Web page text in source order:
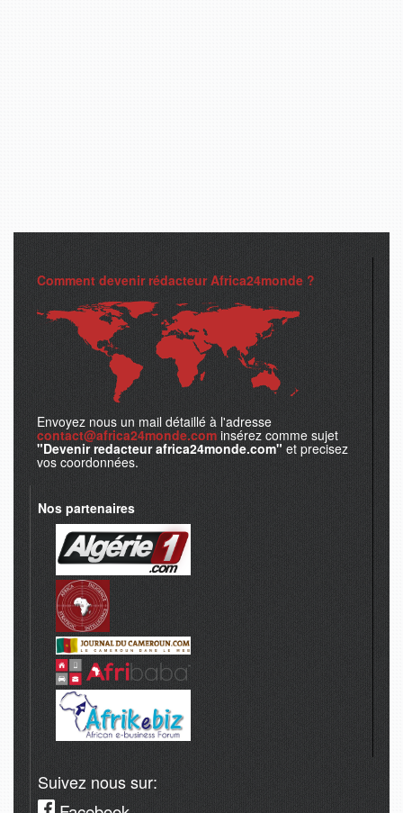
Comment devenir rédacteur Africa24monde ?
Envoyez nous un mail détaillé à l'adresse
contact@africa24monde.com insérez comme sujet
"Devenir redacteur africa24monde.com" et precisez
vos coordonnées.
Nos partenaires
Suivez nous sur: